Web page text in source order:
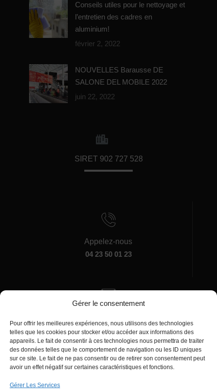
Gérer le consentement
Pour offrir les meilleures expériences, nous utilisons des technologies
telles que les cookies pour stocker et/ou accéder aux informations des
appareils. Le fait de consentir à ces technologies nous permettra de traiter
des données telles que le comportement de navigation ou les ID uniques
sur ce site. Le fait de ne pas consentir ou de retirer son consentement peut
avoir un effet négatif sur certaines caractéristiques et fonctions.
Gérer Les Services
Conseils utiles pour le nettoyage et
l’entretien des cadres en
aluminium!
février 2, 2022
NOUVELLES Barausse DE
SALONE DEL MOBILE 2022
juin 22, 2022
SIRET 902 727 528
Appelez-nous
04 23 50 01 23
manager@agentiamo.com